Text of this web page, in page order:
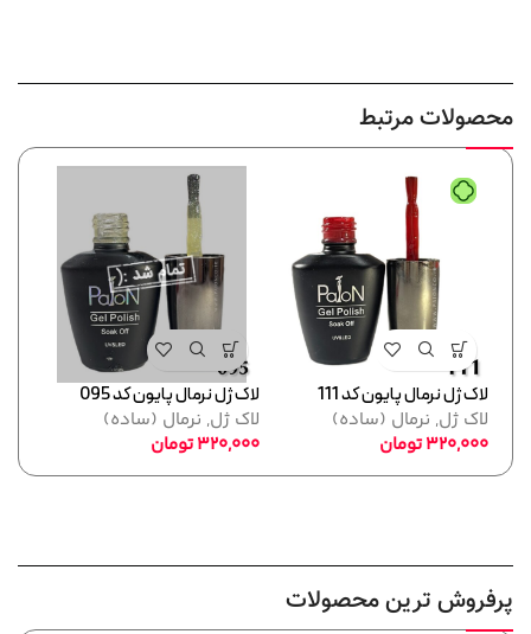
محصولات مرتبط
لاک ژل نرمال پایون کد 111
لاک ژل, نرمال (ساده)
320,000تومان
لاک ژل نرمال پایون کد 095
لاک ژل, نرمال (ساده)
320,000تومان
پرفروش ترین محصولات